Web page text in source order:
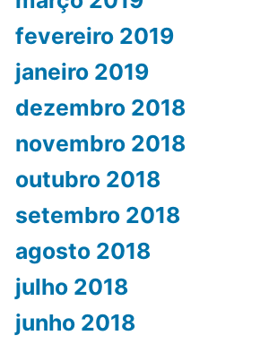
fevereiro 2019
janeiro 2019
dezembro 2018
novembro 2018
outubro 2018
setembro 2018
agosto 2018
julho 2018
junho 2018